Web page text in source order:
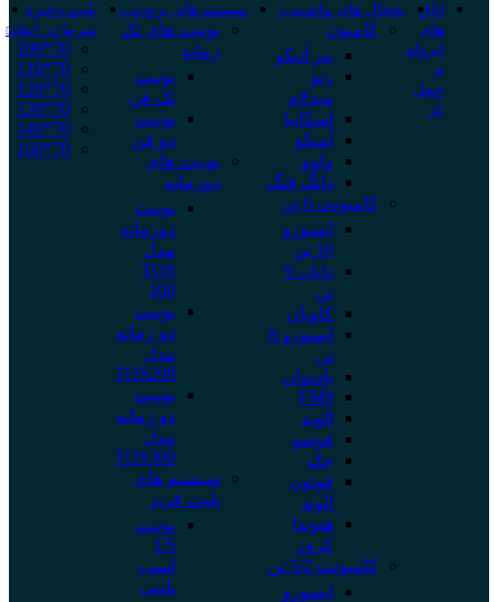
اتاق
های
ایزوله
ی
حمل
بار
یخچال های ماشینی
کامیون
بنز آتیکو
رنو
میدلام
اسکانیا
آمیکو
ولوو
دانگ فنگ
کامیونت 6 تن
ایسوزو
10 تن
دایان 9
تن
کاویان
ایسوزو 8
تن
بادسان
FM9
الوند
فوسو
جک
فوتون
الوند
هیوندا
کروز
کامیونت 5/2 تن
ایسوزو
سیستم های برودتی
یونیت های تک
زمانه
یونیت
تک فن
یونیت
دو فن
یونیت های
دوزمانه
یونیت
دوزمانه
مدل
TOS
100
یونیت
دو زمانه
مدل
TOS200
یونیت
دو زمانه
مدل
TOS300
سیستم های
پلیت فریز
یونیت
1/5
اسب
پلیتی
پلیت ذخیره
سرما در ابعاد
70*100
70*110
70*120
70*130
70*140
70*160